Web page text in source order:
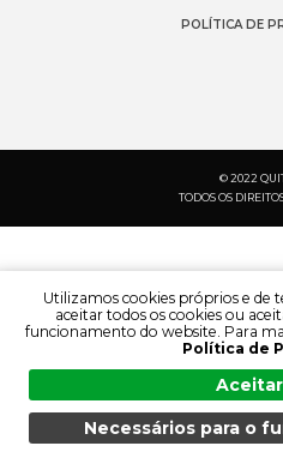
POLÍTICA DE
© 2022
TODOS OS
MENU PESQUISA
PESQUISA:
IDIOMA:
Utilizamos cookies próprios e de
aceitar todos os cookies ou
funcionamento do website. Para
Política de
Necessários para o